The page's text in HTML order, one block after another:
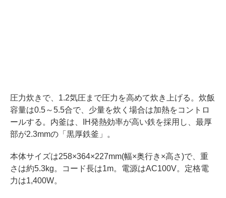
圧力炊きで、1.2気圧まで圧力を高めて炊き上げる。炊飯
容量は0.5～5.5合で、少量を炊く場合は加熱をコントロ
ールする。内釜は、IH発熱効率が高い鉄を採用し、最厚
部が2.3mmの「黒厚鉄釜」。
本体サイズは258×364×227mm(幅×奥行き×高さ)で、重
さは約5.3kg。コード長は1m。電源はAC100V。定格電
力は1,400W。